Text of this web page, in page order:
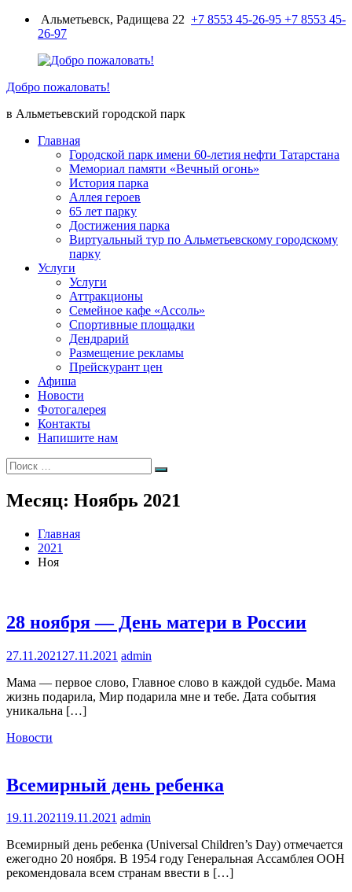
ПерейтиАльметьевск, Радищева 22 +7 8553 45-26-95 +7 8553 45-
26-97
Добро пожаловать!
в Альметьевский городской парк
Главная
Городской парк имени 60-летия нефти Татарстана
Мемориал памяти «Вечный огонь»
История парка
Аллея героев
65 лет парку
Достижения парка
Виртуальный тур по Альметьевскому городскому
парку
Услуги
Услуги
Аттракционы
Семейное кафе «Ассоль»
Спортивные площадки
Дендрарий
Размещение рекламы
Прейскурант цен
Афиша
Новости
Фотогалерея
Контакты
Напишите нам
Искать:
Поиск
Месяц: Ноябрь 2021
Главная
2021
Ноя
28 ноября — День матери в России
27.11.2021 27.11.2021 admin
Мама — первое слово, Главное слово в каждой судьбе. Мама
жизнь подарила, Мир подарила мне и тебе. Дата события
уникальна […]
Новости
Всемирный день ребенка
19.11.202119.11.2021 admin
Всемирный день ребенка (Universal Children’s Day) отмечается
ежегодно 20 ноября. В 1954 году Генеральная Ассамблея ООН
рекомендовала всем странам ввести в […]